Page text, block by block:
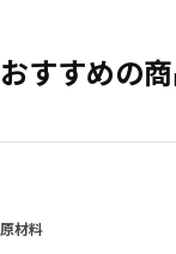
おすすめの
原材料